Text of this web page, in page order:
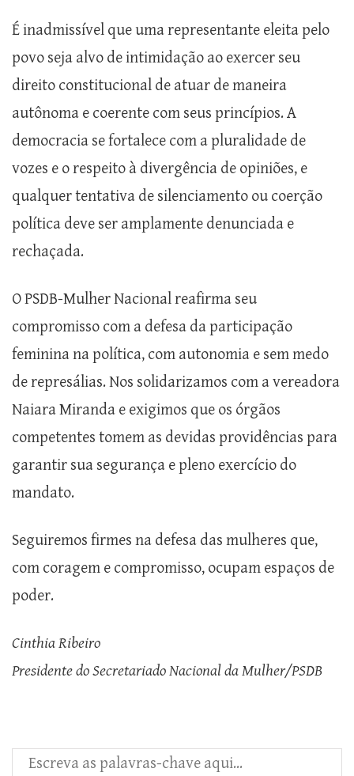
É inadmissível que uma representante eleita pelo
povo seja alvo de intimidação ao exercer seu
direito constitucional de atuar de maneira
autônoma e coerente com seus princípios. A
democracia se fortalece com a pluralidade de
vozes e o respeito à divergência de opiniões, e
qualquer tentativa de silenciamento ou coerção
política deve ser amplamente denunciada e
rechaçada.
O PSDB-Mulher Nacional reafirma seu
compromisso com a defesa da participação
feminina na política, com autonomia e sem medo
de represálias. Nos solidarizamos com a vereadora
Naiara Miranda e exigimos que os órgãos
competentes tomem as devidas providências para
garantir sua segurança e pleno exercício do
mandato.
Seguiremos firmes na defesa das mulheres que,
com coragem e compromisso, ocupam espaços de
poder.
Cinthia Ribeiro
Presidente do Secretariado Nacional da Mulher/PSDB